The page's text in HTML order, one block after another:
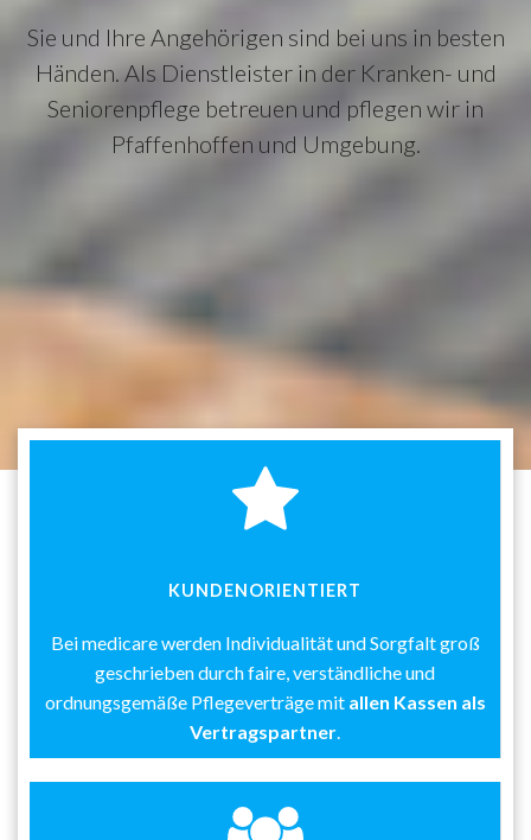
Sie und Ihre Angehörigen sind bei uns in besten
Händen. Als Dienstleister in der Kranken- und
Seniorenpflege betreuen und pflegen wir in
Pfaffenhoffen und Umgebung.
KUNDENORIENTIERT
Bei medicare werden Individualität und Sorgfalt groß
geschrieben durch faire, verständliche und
ordnungsgemäße Pflegeverträge mit allen Kassen als
Vertragspartner.